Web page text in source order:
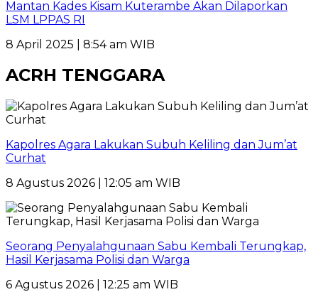
Mantan Kades Kisam Kuterambe Akan Dilaporkan
LSM LPPAS RI
8 April 2025 | 8:54 am WIB
ACRH TENGGARA
Kapolres Agara Lakukan Subuh Keliling dan Jum’at
Curhat
8 Agustus 2026 | 12:05 am WIB
Seorang Penyalahgunaan Sabu Kembali Terungkap,
Hasil Kerjasama Polisi dan Warga
6 Agustus 2026 | 12:25 am WIB